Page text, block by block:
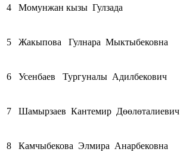
4 Момунжан кызы Гулзада
5 Жакыпова Гулнара Мыктыбековна
6 Усенбаев Тургуналы Адилбекович
7 Шамырзаев Кантемир Дөөлөталиевич
8 Камчыбекова Элмира Анарбековна